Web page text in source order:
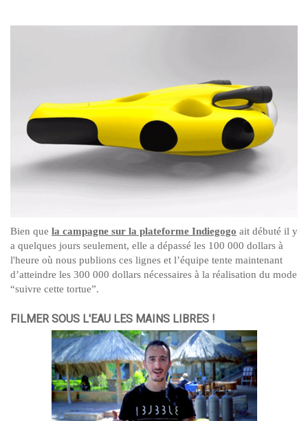
Bien que la campagne sur la plateforme Indiegogo ait débuté il y
a quelques jours seulement, elle a dépassé les 100 000 dollars à
l'heure où nous publions ces lignes et l’équipe tente maintenant
d’atteindre les 300 000 dollars nécessaires à la réalisation du mode
“suivre cette tortue”.
FILMER SOUS L'EAU LES MAINS LIBRES !